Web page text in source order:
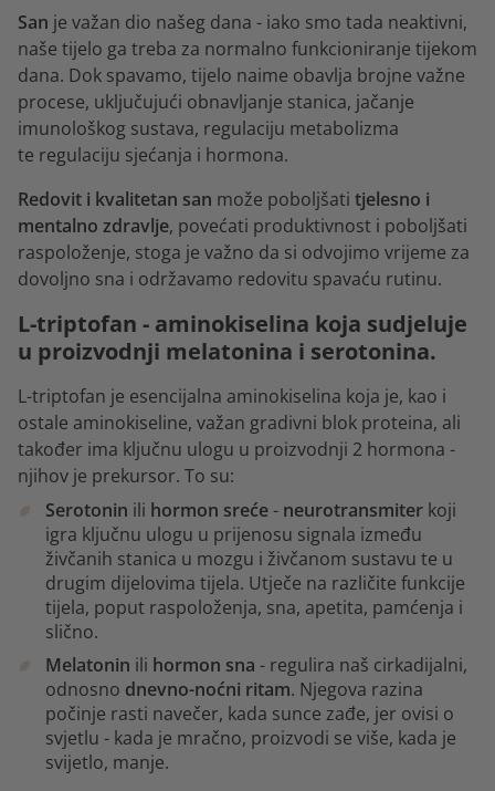
San je važan dio našeg dana - iako smo tada neaktivni,
naše tijelo ga treba za normalno funkcioniranje tijekom
dana. Dok spavamo, tijelo naime obavlja brojne važne
procese, uključujući obnavljanje stanica, jačanje
imunološkog sustava, regulaciju metabolizma
te regulaciju sjećanja i hormona.
Redovit i kvalitetan san može poboljšati tjelesno i
mentalno zdravlje, povećati produktivnost i poboljšati
raspoloženje, stoga je važno da si odvojimo vrijeme za
dovoljno sna i održavamo redovitu spavaću rutinu.
L-triptofan - aminokiselina koja sudjeluje
u proizvodnji melatonina i serotonina.
L-triptofan je esencijalna aminokiselina koja je, kao i
ostale aminokiseline, važan gradivni blok proteina, ali
također ima ključnu ulogu u proizvodnji 2 hormona -
njihov je prekursor. To su:
Serotonin ili hormon sreće- neurotransmiter koji
igra ključnu ulogu u prijenosu signala između
živčanih stanica u mozgu i živčanom sustavu te u
drugim dijelovima tijela. Utječe na različite funkcije
tijela, poput raspoloženja, sna, apetita, pamćenja i
slično.
Melatonin ili hormon sna - regulira naš cirkadijalni,
odnosno dnevno-noćni ritam. Njegova razina
počinje rasti navečer, kada sunce zađe, jer ovisi o
svjetlu - kada je mračno, proizvodi se više, kada je
svijetlo, manje.